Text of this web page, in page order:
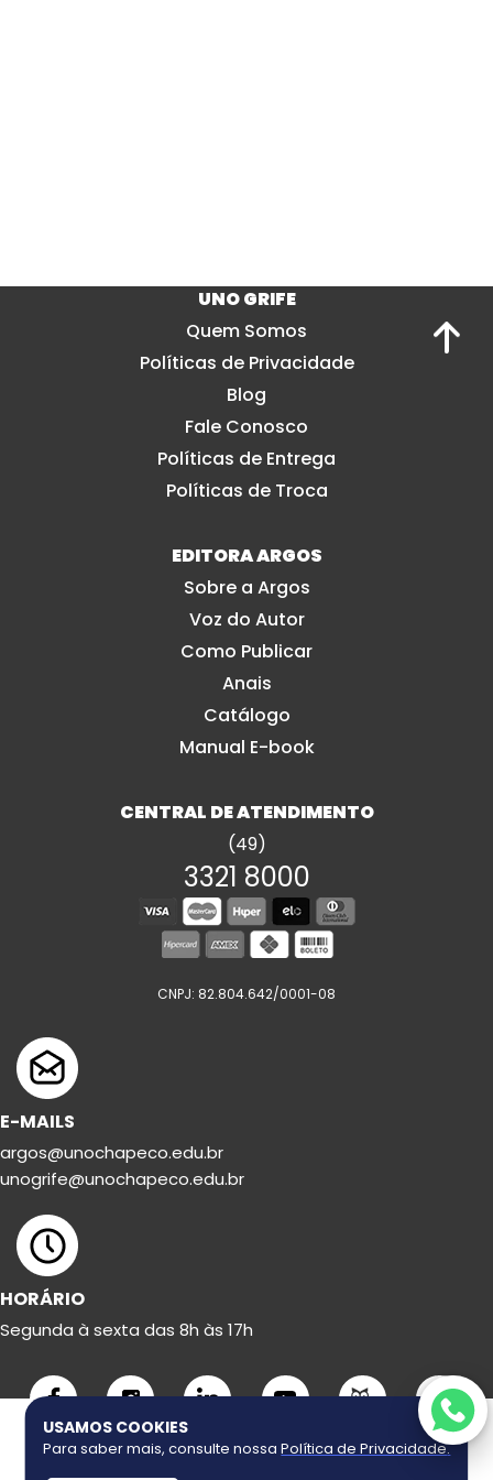
USAMOS COOKIES
Para saber mais, consulte nossaPolítica de Privacidade.
UNO GRIFE
Quem Somos
Políticas de Privacidade
Blog
Fale Conosco
Políticas de Entrega
Políticas de Troca
EDITORA ARGOS
Sobre a Argos
Voz do Autor
Como Publicar
Anais
Catálogo
Manual E-book
CENTRAL DE ATENDIMENTO
(49)
3321 8000
CNPJ: 82.804.642/0001-08
E-MAILS
argos@unochapeco.edu.br
unogrife@unochapeco.edu.br
HORÁRIO
Segunda à sexta das 8h às 17h
Copyright ©2026Uno Grife. Todos os direitos reservados.